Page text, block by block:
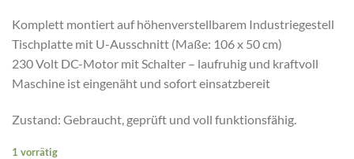
Komplett montiert auf höhenverstellbarem Industriegestell
Tischplatte mit U-Ausschnitt (Maße: 106 x 50 cm)
230 Volt DC-Motor mit Schalter – laufruhig und kraftvoll
Maschine ist eingenäht und sofort einsatzbereit
Zustand: Gebraucht, geprüft und voll funktionsfähig.
1 vorrätig